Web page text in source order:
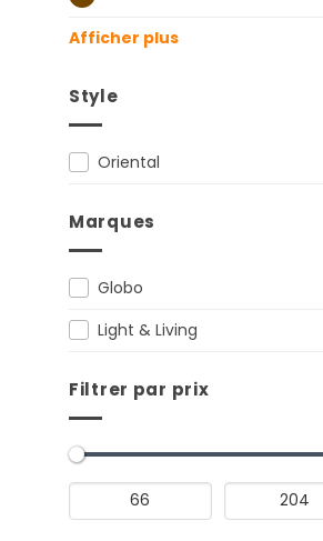
Afficher plus
Style
Oriental
Marques
Globo
Light & Living
Filtrer par prix